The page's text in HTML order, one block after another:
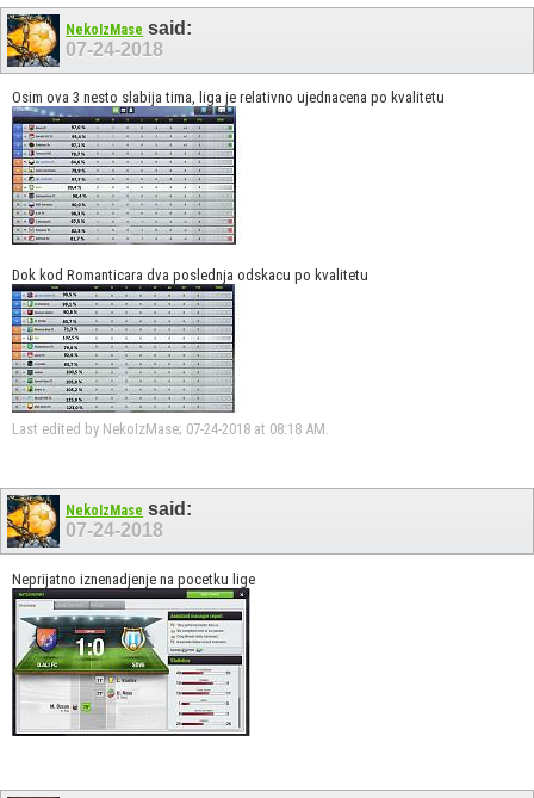
NekoIzMase said:
07-24-2018
Osim ova 3 nesto slabija tima, liga je relativno ujednacena po kvalitetu
Dok kod Romanticara dva poslednja odskacu po kvalitetu
Last edited by NekoIzMase; 07-24-2018 at 08:18 AM
NekoIzMase said:
07-24-2018
Neprijatno iznenadjenje na pocetku lige